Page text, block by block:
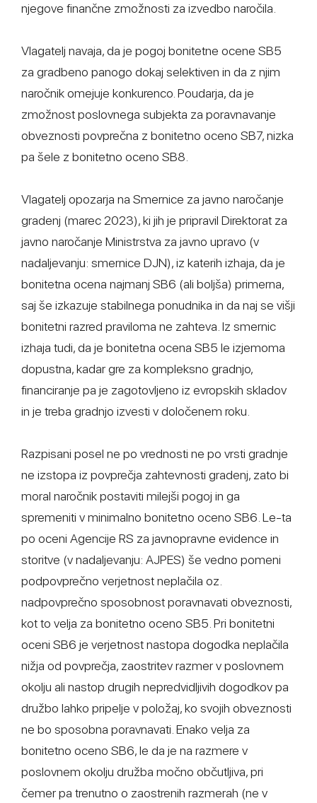
njegove finančne zmožnosti za izvedbo naročila.
Vlagatelj navaja, da je pogoj bonitetne ocene SB5
za gradbeno panogo dokaj selektiven in da z njim
naročnik omejuje konkurenco. Poudarja, da je
zmožnost poslovnega subjekta za poravnavanje
obveznosti povprečna z bonitetno oceno SB7, nizka
pa šele z bonitetno oceno SB8.
Vlagatelj opozarja na Smernice za javno naročanje
gradenj (marec 2023), ki jih je pripravil Direktorat za
javno naročanje Ministrstva za javno upravo (v
nadaljevanju: smernice DJN), iz katerih izhaja, da je
bonitetna ocena najmanj SB6 (ali boljša) primerna,
saj še izkazuje stabilnega ponudnika in da naj se višji
bonitetni razred praviloma ne zahteva. Iz smernic
izhaja tudi, da je bonitetna ocena SB5 le izjemoma
dopustna, kadar gre za kompleksno gradnjo,
financiranje pa je zagotovljeno iz evropskih skladov
in je treba gradnjo izvesti v določenem roku.
Razpisani posel ne po vrednosti ne po vrsti gradnje
ne izstopa iz povprečja zahtevnosti gradenj, zato bi
moral naročnik postaviti milejši pogoj in ga
spremeniti v minimalno bonitetno oceno SB6. Le-ta
po oceni Agencije RS za javnopravne evidence in
storitve (v nadaljevanju: AJPES) še vedno pomeni
podpovprečno verjetnost neplačila oz.
nadpovprečno sposobnost poravnavati obveznosti,
kot to velja za bonitetno oceno SB5. Pri bonitetni
oceni SB6 je verjetnost nastopa dogodka neplačila
nižja od povprečja, zaostritev razmer v poslovnem
okolju ali nastop drugih nepredvidljivih dogodkov pa
družbo lahko pripelje v položaj, ko svojih obveznosti
ne bo sposobna poravnavati. Enako velja za
bonitetno oceno SB6, le da je na razmere v
poslovnem okolju družba močno občutljiva, pri
čemer pa trenutno o zaostrenih razmerah (ne v